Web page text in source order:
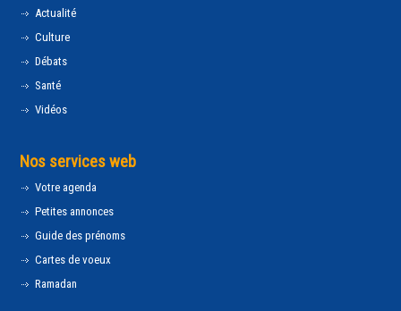
Actualité
Culture
Débats
Santé
Vidéos
Nos services web
Votre agenda
Petites annonces
Guide des prénoms
Cartes de voeux
Ramadan